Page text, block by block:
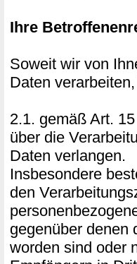
Ihre
Soweit wir von
Daten
2.1. gemäß Art.
über die
Daten verlangen.
Insbesondere
den
gegenüber denen
worden sind oder